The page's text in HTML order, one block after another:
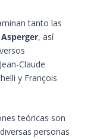
tanto las
Asperger, así
Claude
y François
teóricas son
personas